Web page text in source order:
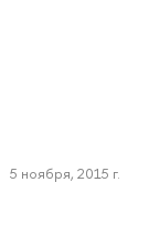
5 ноября, 2015 г.